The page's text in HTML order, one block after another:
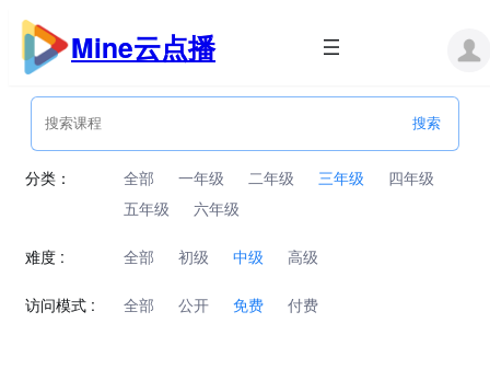
跳
内
Mine云点播
分类： 全部 一年级 二年级 三年级
四年级
五年级
六年级
难度 : 全部 初级 中级 高级
访问模式 : 全部 公开 免费 付费